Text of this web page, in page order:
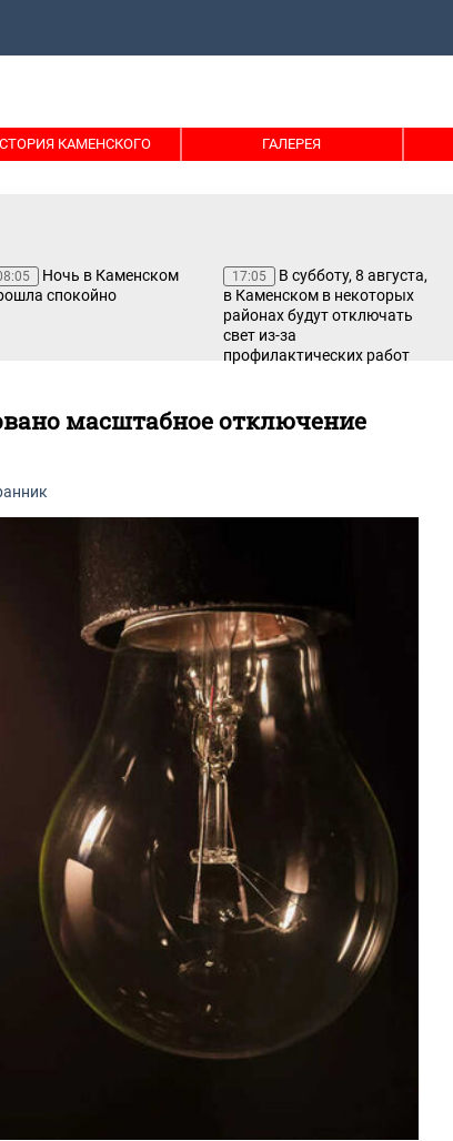
КАМЕНСКОГО ГАЛЕРЕЯ
Ночь в Каменском
спокойно
17:05
В субботу, 8 августа,
в Каменском в некоторых
районах будут отключать
свет из-за
профилактических работ
масштабное отключение